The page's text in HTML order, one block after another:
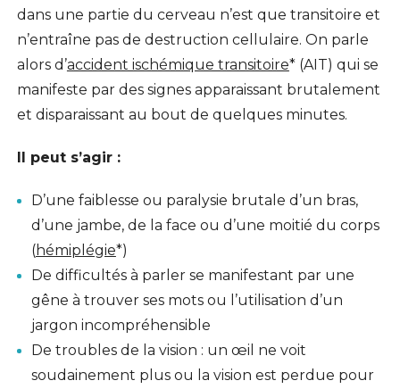
dans une partie du cerveau n’est que transitoire et
n’entraîne pas de destruction cellulaire. On parle
alors d’accident ischémique transitoire* (AIT) qui se
manifeste par des signes apparaissant brutalement
et disparaissant au bout de quelques minutes.
Il peut s’agir :
D’une faiblesse ou paralysie brutale d’un bras,
d’une jambe, de la face ou d’une moitié du corps
(hémiplégie*)
De difficultés à parler se manifestant par une
gêne à trouver ses mots ou l’utilisation d’un
jargon incompréhensible
De troubles de la vision : un œil ne voit
soudainement plus ou la vision est perdue pour